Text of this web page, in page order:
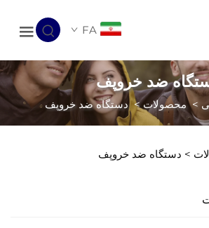
FA
ضد خروپف
>محصولات>دستگاه ضد خروپف
> دستگاه ضد خروپف